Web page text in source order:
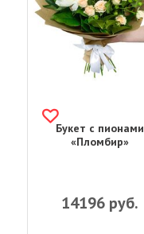
Букет с пионами
«Пломбир»
14196руб.